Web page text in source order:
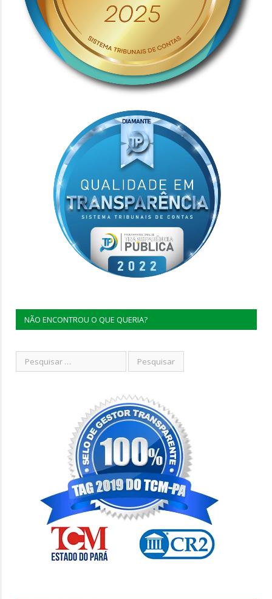
NÃO ENCONTROU O QUE QUERIA?